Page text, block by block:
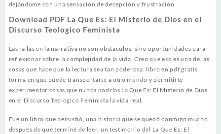
dejándome con una sensación de decepción y frustración.
Download PDF La Que Es: El Misterio de Dios en el
Discurso Teologico Feminista
Las fallas en la narrativa no son obstáculos, sino oportunidades para
reflexionar sobre la complejidad de la vida. Creo que eso es una de las
cosas que hace que la lectura sea tan poderosa: libro en pdf gratis
forma en que puede transportarte a otro mundo y permitirte
experimentar cosas que nunca podrías La Que Es: El Misterio de Dios
en el Discurso Teologico Feminista la vida real.
Fue un libro que persistió, una historia que se quedó conmigo mucho
después de que terminé de leer, un testimonio del La Que Es: El